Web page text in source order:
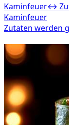
Kaminfeuer↔